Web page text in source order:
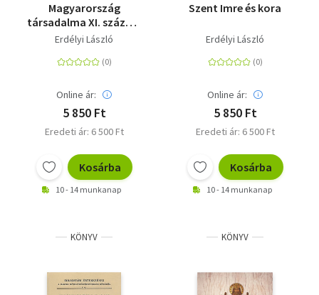
Magyarország
társadalma XI. századi
törvényeiben
Erdélyi László
Online ár:
5 850 Ft
Eredeti ár: 6 500 Ft
Kosárba
10 - 14 munkanap
Szent Imre és kora
Erdélyi László
Online ár:
5 850 Ft
Eredeti ár: 6 500 Ft
Kosárba
10 - 14 munkanap
KÖNYV KÖNYV